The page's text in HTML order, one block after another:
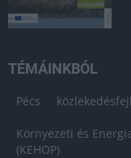
TÉMÁINKBÓL
Pécs
Környezeti és
(KEHOP)